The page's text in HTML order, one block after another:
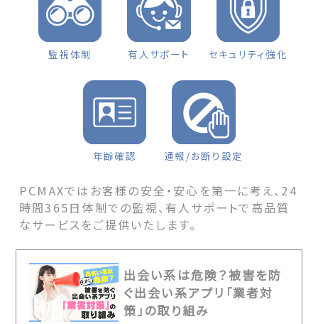
監視体制 有人サポート セキュリティ強化
年齢確認 通報/お断り設定
PCMAXではお客様の安全・安心を第一に考え、24
時間365日体制での監視、有人サポートで高品質
なサービスをご提供いたします。
出会い系は危険？被害を防
ぐ出会い系アプリ「業者対
策」の取り組み